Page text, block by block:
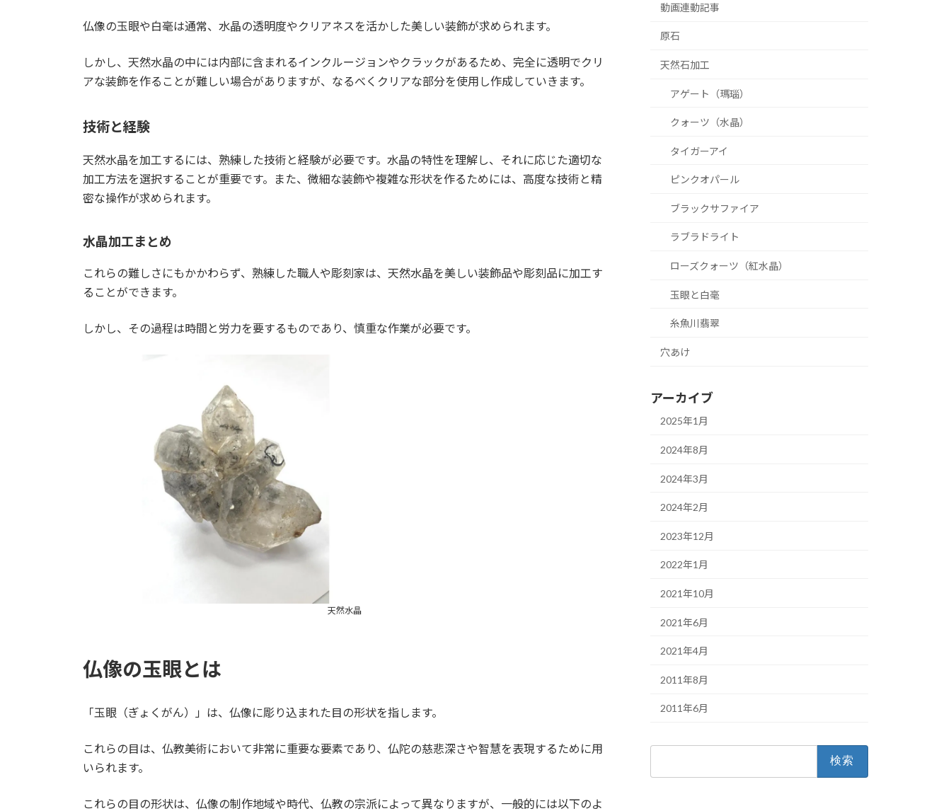
仏像の玉眼や白毫は通常、水晶の透明度やクリアネスを活かした美しい装飾が求められます。
しかし、天然水晶の中には内部に含まれるインクルージョンやクラックがあるため、完全に透明でクリ
アな装飾を作ることが難しい場合がありますが、なるべくクリアな部分を使用し作成していきます。
技術と経験
天然水晶を加工するには、熟練した技術と経験が必要です。水晶の特性を理解し、それに応じた適切な
加工方法を選択することが重要です。また、微細な装飾や複雑な形状を作るためには、高度な技術と精
密な操作が求められます。
水晶加工まとめ
これらの難しさにもかかわらず、熟練した職人や彫刻家は、天然水晶を美しい装飾品や彫刻品に加工す
ることができます。
しかし、その過程は時間と労力を要するものであり、慎重な作業が必要です。
天然水晶
仏像の玉眼とは
「玉眼（ぎょくがん）」は、仏像に彫り込まれた目の形状を指します。
これらの目は、仏教美術において非常に重要な要素であり、仏陀の慈悲深さや智慧を表現するために用
いられます。
これらの目の形状は、仏像の制作地域や時代、仏教の宗派によって異なりますが、一般的には以下のよ
動画連動記事
原石
天然石加工
アゲート（瑪瑙）
クォーツ（水晶）
タイガーアイ
ピンクオパール
ブラックサファイア
ラブラドライト
ローズクォーツ（紅水晶）
玉眼と白毫
糸魚川翡翠
穴あけ
アーカイブ
2025年1月
2024年8月
2024年3月
2024年2月
2023年12月
2022年1月
2021年10月
2021年6月
2021年4月
2011年8月
2011年6月